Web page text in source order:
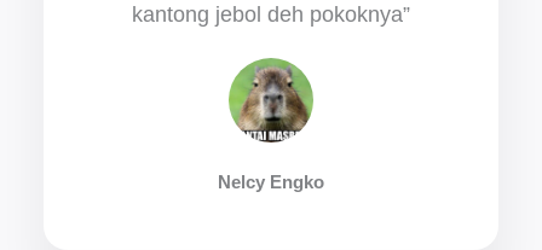
kantong jebol deh pokoknya”
Nelcy Engko